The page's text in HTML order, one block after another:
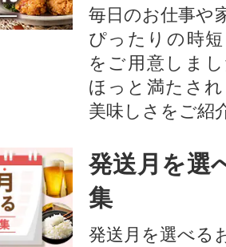
毎日のお仕事や
ぴったりの時
をご用意しま
ほっと満たさ
美味しさをご紹
発送月を選
集
発送月を選べる